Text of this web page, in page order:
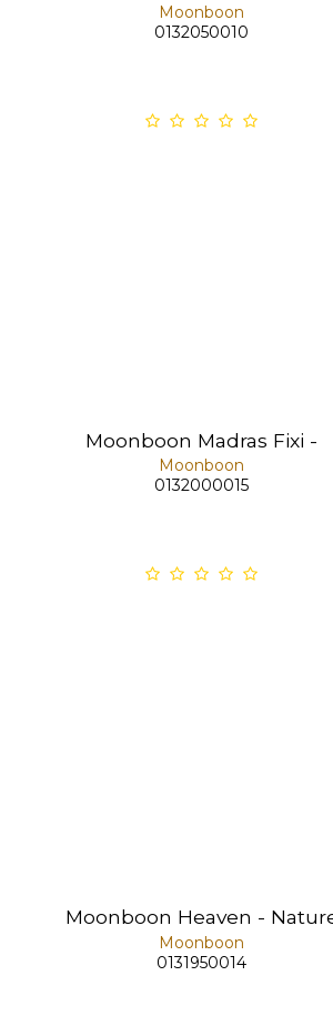
Moonboon
0132050010
Moonboon Madras Fixi -
Moonboon
0132000015
Moonboon Heaven -
Moonboon
0131950014